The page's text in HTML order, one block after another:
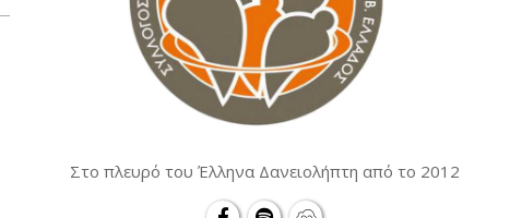
Στο πλευρό του Έλληνα Δανειολήπτη από το 2012